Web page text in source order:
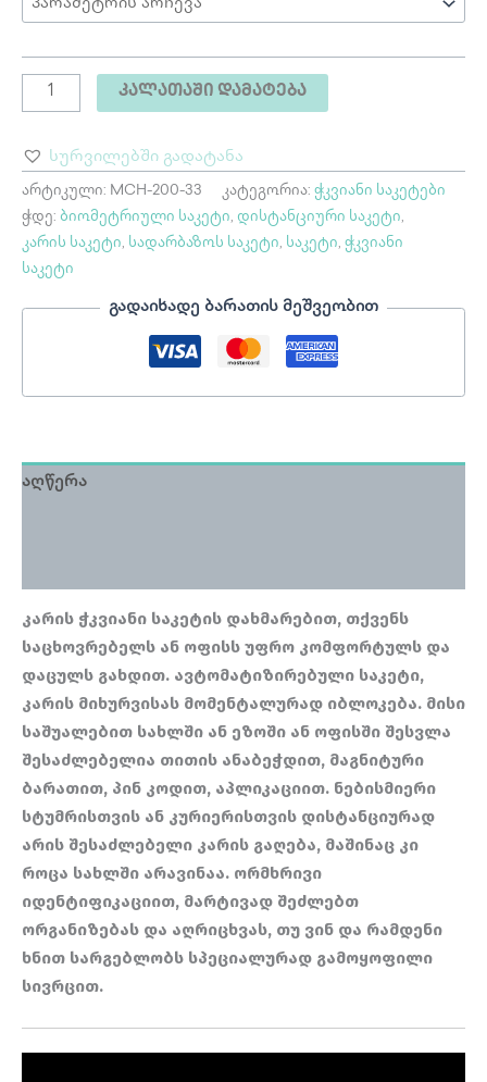
ᲙᲐᲚᲐᲗᲐᲨᲘ ᲓᲐᲛᲐᲢᲔᲑᲐ
სურვილებში გადატანა
არტიკული: MCH-200-33 კატეგორია: ჭკვიანი საკეტები
ჭდე: ბიომეტრიული საკეტი, დისტანციური საკეტი,
კარის საკეტი, სადარბაზოს საკეტი, საკეტი, ჭკვიანი
საკეტი
გადაიხადე ბარათის მეშვეობით
აღწერა
კარის ჭკვიანი საკეტის დახმარებით, თქვენს
საცხოვრებელს ან ოფისს უფრო კომფორტულს და
დაცულს გახდით. ავტომატიზირებული საკეტი,
კარის მიხურვისას მომენტალურად იბლოკება. მისი
საშუალებით სახლში ან ეზოში ან ოფისში შესვლა
შესაძლებელია თითის ანაბეჭდით, მაგნიტური
ბარათით, პინ კოდით, აპლიკაციით. ნებისმიერი
სტუმრისთვის ან კურიერისთვის დისტანციურად
არის შესაძლებელი კარის გაღება, მაშინაც კი
როცა სახლში არავინაა. ორმხრივი
იდენტიფიკაციით, მარტივად შეძლებთ
ორგანიზებას და აღრიცხვას, თუ ვინ და რამდენი
ხნით სარგებლობს სპეციალურად გამოყოფილი
სივრცით.